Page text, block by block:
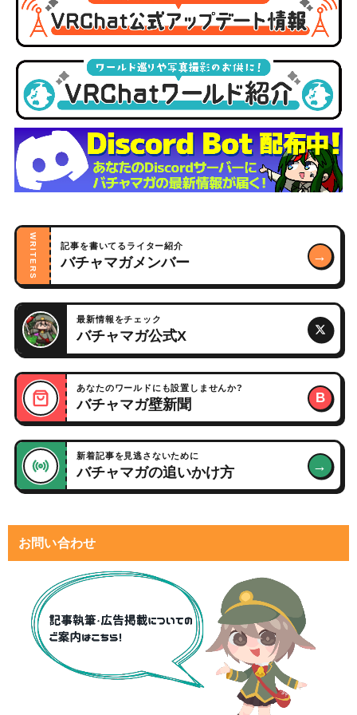
WRITERS 記事を書いてるライター紹介
バチャマガメンバー →
最新情報をチェック
バチャマガ公式X
あなたのワールドにも設置しませんか?
バチャマガ壁新聞 B
新着記事を見逃さないために
バチャマガの追いかけ方 →
お問い合わせ